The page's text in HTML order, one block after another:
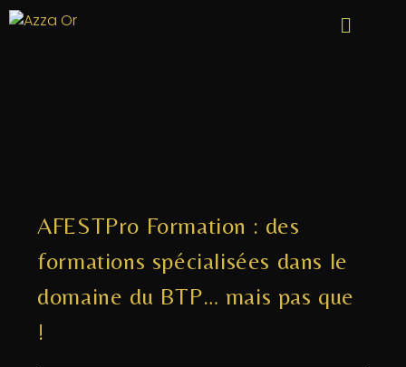
AFESTPro Formation : des
formations spécialisées dans le
domaine du BTP… mais pas que
!